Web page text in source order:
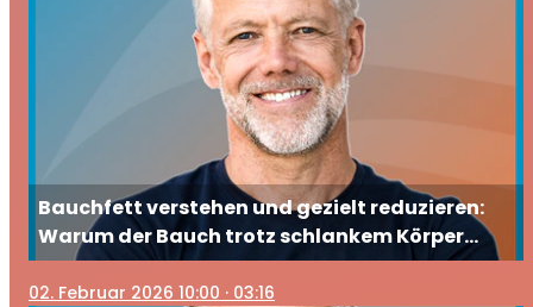
Bauchfett verstehen und gezielt reduzieren:
Warum der Bauch trotz schlankem Körper
wächst
02. Februar 2026 10:00 · 03:16